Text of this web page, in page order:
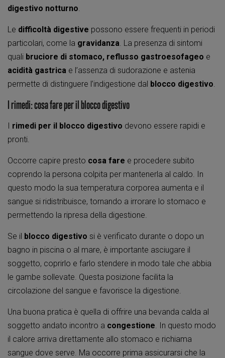
digestivo notturno.
Le difficoltà digestive possono essere frequenti in periodi
particolari, come la gravidanza. La presenza di sintomi
quali bruciore di stomaco, reflusso gastroesofageo e
acidità gastrica e l’assenza di sudorazione e astenia
permette di distinguere l’indigestione dal blocco digestivo.
I rimedi: cosa fare per il blocco digestivo
I rimedi per il blocco digestivo devono essere rapidi e
pronti.
Occorre capire presto cosa fare e procedere subito
coprendo la persona colpita per mantenerla al caldo. In
questo modo la sua temperatura corporea aumenta e il
sangue si ridistribuisce, tornando a irrorare lo stomaco e
permettendo la ripresa della digestione.
Se il blocco digestivo si è verificato durante o dopo un
bagno in piscina o al mare, è importante asciugare il
soggetto, coprirlo e farlo stendere in modo tale che abbia
le gambe sollevate. Questa posizione facilita la
circolazione del sangue e favorisce la digestione.
Una buona pratica è quella di offrire una bevanda calda al
soggetto andato incontro a congestione. In questo modo
il calore arriva direttamente allo stomaco e richiama
sangue dove serve. Ma occorre prima assicurarsi che la